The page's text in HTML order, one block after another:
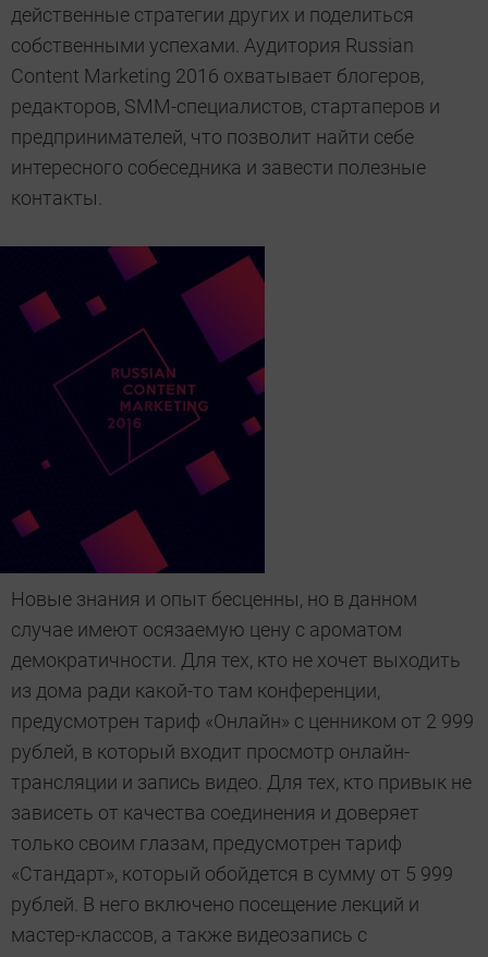
действенные стратегии других и поделиться
собственными успехами. Аудитория Russian
Content Marketing 2016 охватывает блогеров,
редакторов, SMM-специалистов, стартаперов и
предпринимателей, что позволит найти себе
интересного собеседника и завести полезные
контакты.
Новые знания и опыт бесценны, но в данном
случае имеют осязаемую цену с ароматом
демократичности. Для тех, кто не хочет выходить
из дома ради какой-то там конференции,
предусмотрен тариф «Онлайн» с ценником от 2 999
рублей, в который входит просмотр онлайн-
трансляции и запись видео. Для тех, кто привык не
зависеть от качества соединения и доверяет
только своим глазам, предусмотрен тариф
«Стандарт», который обойдется в сумму от 5 999
рублей. В него включено посещение лекций и
мастер-классов, а также видеозапись с